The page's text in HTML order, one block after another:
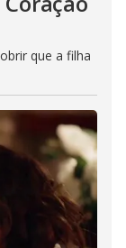
que a filha